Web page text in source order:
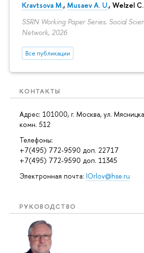
Kravtsova M., Musaev A. U., Welzel C.
SSRN Working Paper Series. Social
Network, 2026
Все публикации
КОНТАКТЫ
Адрес: 101000, г. Москва, ул.
комн. 512
Телефоны:
+7(495) 772-9590 доп. 22717
+7(495) 772-9590 доп. 11345
Электронная почта: IOrlov@hse.ru
РУКОВОДСТВО